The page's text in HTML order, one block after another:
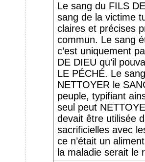
Le sang du FILS
sang de la victime
claires et précises
commun. Le sang
c’est uniquement
DE DIEU qu’il
LE PÉCHÉ. Le
NETTOYER le
peuple, typifiant
seul peut
devait être utilisée
sacrificielles avec
ce n’était un
la maladie serait le